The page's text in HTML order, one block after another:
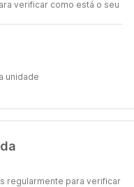
verificar como está o seu
unidade
regularmente para verificar